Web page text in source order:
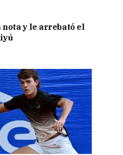
nota y le arrebató el